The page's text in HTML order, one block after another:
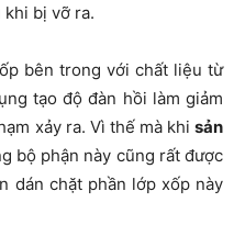
khi bị vỡ ra.
bên trong với chất liệu từ
tạo độ đàn hồi làm giảm
xảy ra. Vì thế mà khi sản
bộ phận này cũng rất được
dán chặt phần lớp xốp này